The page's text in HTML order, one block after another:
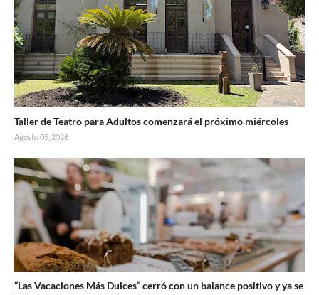
Taller de Teatro para Adultos comenzará el próximo miércoles
Agosto 05, 2026
“Las Vacaciones Más Dulces” cerró con un balance positivo y ya se